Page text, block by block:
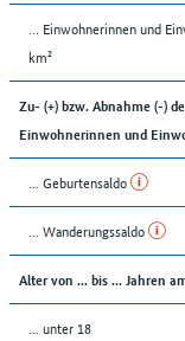
… Einwohnerinnen und
km²
Zu- (+) bzw. Abnahme (-)
Einwohnerinnen und
... Geburtensaldo
... Wanderungssaldo
Alter von ... bis ... Jahren
... unter 18